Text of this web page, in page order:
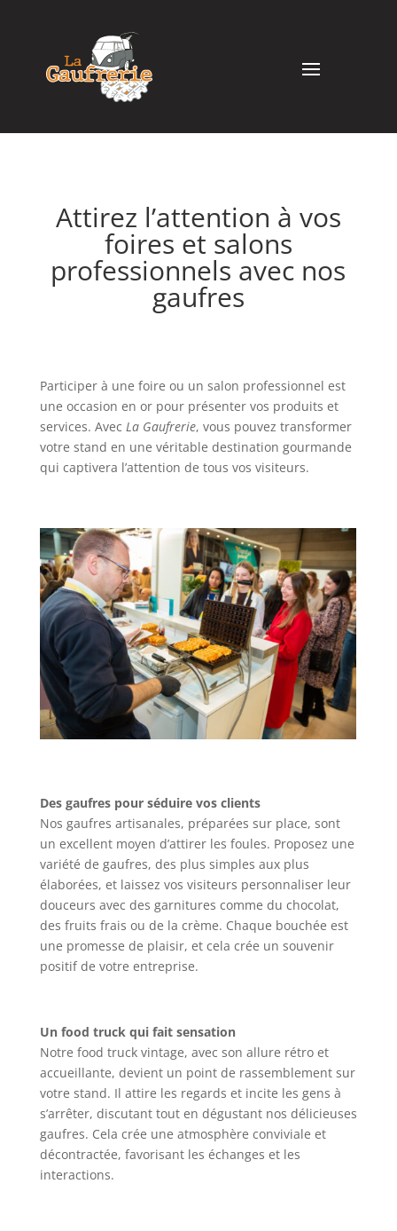
Attirez l’attention à vos
foires et salons
professionnels avec nos
gaufres
Participer à une foire ou un salon professionnel est
une occasion en or pour présenter vos produits et
services. Avec La Gaufrerie, vous pouvez transformer
votre stand en une véritable destination gourmande
qui captivera l’attention de tous vos visiteurs.
Des gaufres pour séduire vos clients
Nos gaufres artisanales, préparées sur place, sont
un excellent moyen d’attirer les foules. Proposez une
variété de gaufres, des plus simples aux plus
élaborées, et laissez vos visiteurs personnaliser leur
douceurs avec des garnitures comme du chocolat,
des fruits frais ou de la crème. Chaque bouchée est
une promesse de plaisir, et cela crée un souvenir
positif de votre entreprise.
Un food truck qui fait sensation
Notre food truck vintage, avec son allure rétro et
accueillante, devient un point de rassemblement sur
votre stand. Il attire les regards et incite les gens à
s’arrêter, discutant tout en dégustant nos délicieuses
gaufres. Cela crée une atmosphère conviviale et
décontractée, favorisant les échanges et les
interactions.